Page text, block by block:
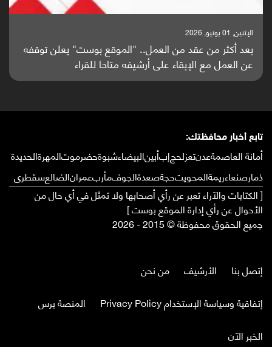
الإثنين, 25 مايو, 2026
باحثون من اليمن يدخلون سباق أبحاث ألزهايمر بدراسة
واعدة منشورة عالميا (ترجمة)
تابع أخبار محافظتك:
أمانة العاصمةعدنتعزلحجإبأبينالبيضاءشبوةحضرموتالمهرةالحديدة
ذمارصنعاءريمةالمحويتحجةصعدةالجوفمأربعمرانالضالعسقطرى
[ الكتابات والآراء تعبر عن رأي أصحابها ولا تمثل في أي حال من
الأحوال عن رأي إدارة الموقع بوست ]
جميع الحقوق محفوظة © 2015 - 2026
إتصل بنا الأرشيف
من نحن
إتفاقية وسياسة الإستخدام Privacy Policy
المنصة برس
الخبر الآن